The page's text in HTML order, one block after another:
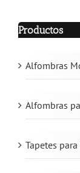
Productos
Alfombras
Alfombras
Tapetes para